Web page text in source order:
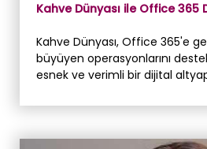
Kahve Dünyası ile Office 365
Kahve Dünyası, Office 365'e
büyüyen operasyonlarını
esnek ve verimli bir dijital